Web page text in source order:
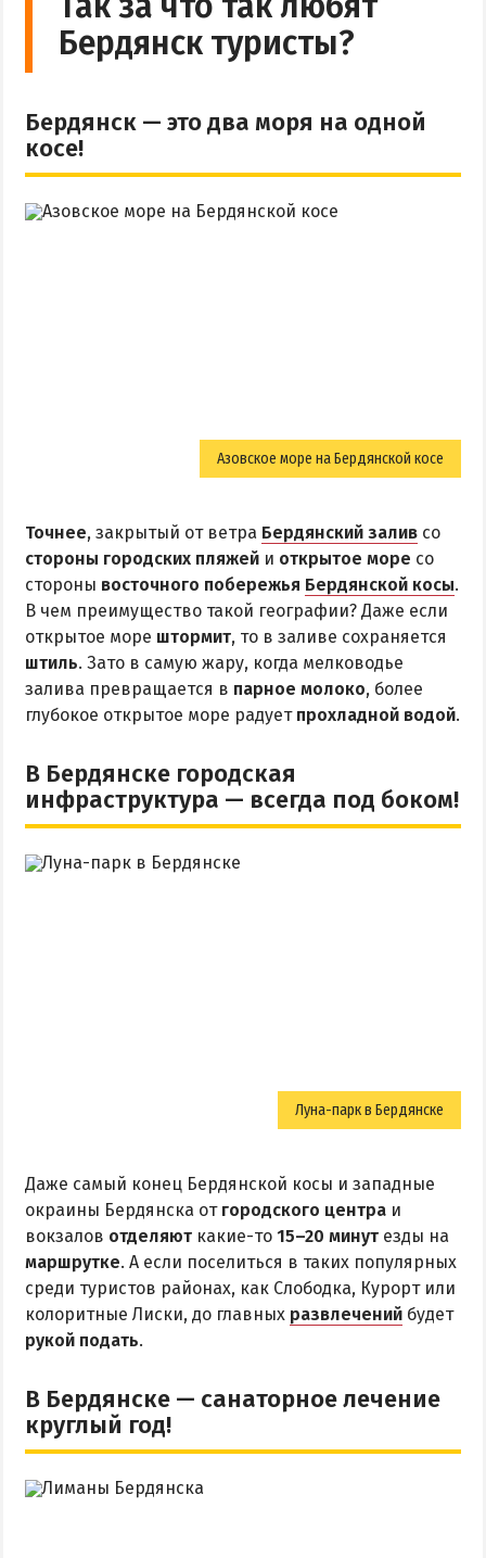
Зоопарк
Виндсерфинг
ДОСТОПРИМЕЧАТЕЛЬНОСТИ
Приморская площадь
РЕКОМЕНДАЦИИ ПО ВЫБОРУ ЖИЛЬЯ
Отдых с детьми
Отдых в мае и на майские
Отдых в сентябре
Отдых зимой и в межсезонье
Отдых с бассейном
Отдых на первой линии
Отдых на набережной
Бердянск туристы?
Бердянск — это два моря на одной
косе!
Азовское море на Бердянской косе
Точнее, закрытый от ветра Бердянский залив со
стороны городских пляжей и открытое море со
стороны восточного побережья Бердянской косы.
В чем преимущество такой географии? Даже если
открытое море штормит, то в заливе сохраняется
штиль. Зато в самую жару, когда мелководье
залива превращается в парное молоко, более
глубокое открытое море радует прохладной водой.
В Бердянске городская
инфраструктура — всегда под боком!
Луна-парк в Бердянске
Даже самый конец Бердянской косы и западные
окраины Бердянска от городского центра и
вокзалов отделяют какие-то 15–20 минут езды на
маршрутке. А если поселиться в таких популярных
среди туристов районах, как Слободка, Курорт или
колоритные Лиски, до главных развлечений будет
рукой подать.
В Бердянске — санаторное лечение
круглый год!